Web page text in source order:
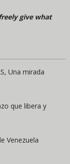
give what
Una mirada
que libera y
Venezuela